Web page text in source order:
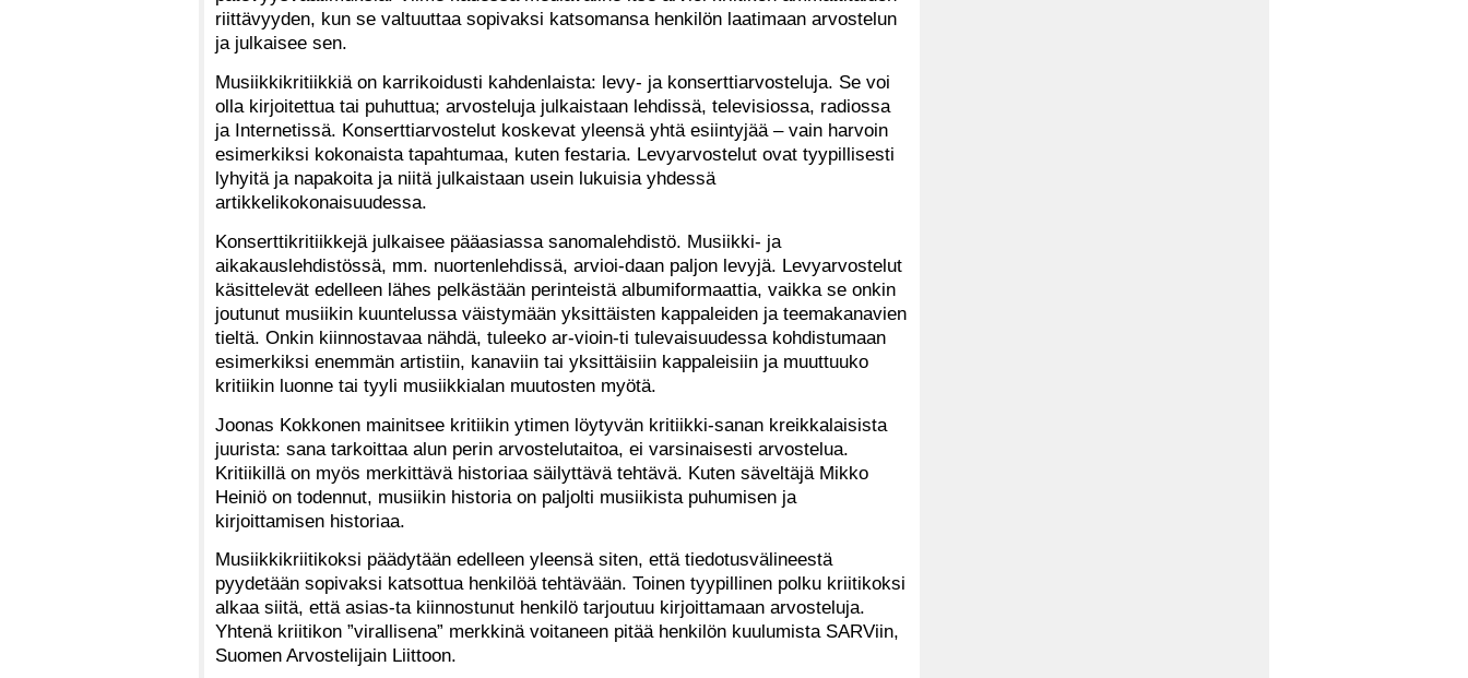
riittävyyden, kun se valtuuttaa sopivaksi katsomansa henkilön laatimaan arvostelun
ja julkaisee sen.
Musiikkikritiikkiä on karrikoidusti kahdenlaista: levy- ja konserttiarvosteluja. Se voi
olla kirjoitettua tai puhuttua; arvosteluja julkaistaan lehdissä, televisiossa, radiossa
ja Internetissä. Konserttiarvostelut koskevat yleensä yhtä esiintyjää – vain harvoin
esimerkiksi kokonaista tapahtumaa, kuten festaria. Levyarvostelut ovat tyypillisesti
lyhyitä ja napakoita ja niitä julkaistaan usein lukuisia yhdessä
artikkelikokonaisuudessa.
Konserttikritiikkejä julkaisee pääasiassa sanomalehdistö. Musiikki- ja
aikakauslehdistössä, mm. nuortenlehdissä, arvioi-daan paljon levyjä. Levyarvostelut
käsittelevät edelleen lähes pelkästään perinteistä albumiformaattia, vaikka se onkin
joutunut musiikin kuuntelussa väistymään yksittäisten kappaleiden ja teemakanavien
tieltä. Onkin kiinnostavaa nähdä, tuleeko ar-vioin-ti tulevaisuudessa kohdistumaan
esimerkiksi enemmän artistiin, kanaviin tai yksittäisiin kappaleisiin ja muuttuuko
kritiikin luonne tai tyyli musiikkialan muutosten myötä.
Joonas Kokkonen mainitsee kritiikin ytimen löytyvän kritiikki-sanan kreikkalaisista
juurista: sana tarkoittaa alun perin arvostelutaitoa, ei varsinaisesti arvostelua.
Kritiikillä on myös merkittävä historiaa säilyttävä tehtävä. Kuten säveltäjä Mikko
Heiniö on todennut, musiikin historia on paljolti musiikista puhumisen ja
kirjoittamisen historiaa.
Musiikkikriitikoksi päädytään edelleen yleensä siten, että tiedotusvälineestä
pyydetään sopivaksi katsottua henkilöä tehtävään. Toinen tyypillinen polku kriitikoksi
alkaa siitä, että asias-ta kiinnostunut henkilö tarjoutuu kirjoittamaan arvosteluja.
Yhtenä kriitikon ”virallisena” merkkinä voitaneen pitää henkilön kuulumista SARViin,
Suomen Arvostelijain Liittoon.